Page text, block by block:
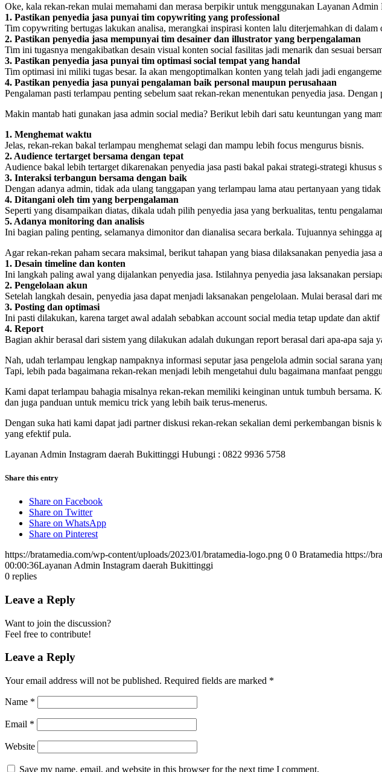
Oke, kala rekan-rekan mulai memahami dan merasa berpikir untuk menggunakan Layanan
1. Pastikan penyedia jasa punyai tim copywriting yang professional
Tim copywriting bertugas lakukan analisa, merangkai inspirasi konten lalu diterjemahkan di
2. Pastikan penyedia jasa mempunyai tim desainer dan illustrator yang berpengalaman
Tim ini tugasnya mengakibatkan desain visual konten social fasilitas jadi menarik dan sesuai
3. Pastikan penyedia jasa punyai tim optimasi social tempat yang handal
Tim optimasi ini miliki tugas besar. Ia akan mengoptimalkan konten yang telah jadi jadi
4. Pastikan penyedia jasa punyai pengalaman baik personal maupun perusahaan
Pengalaman pasti terlampau penting sebelum saat rekan-rekan menentukan penyedia jasa.
Makin mantab hati gunakan jasa admin social media? Berikut lebih dari satu keuntungan yang
1. Menghemat waktu
Jelas, rekan-rekan bakal terlampau menghemat selagi dan mampu lebih focus mengurus bisnis.
2. Audience tertarget bersama dengan tepat
Audience bakal lebih tertarget dikarenakan penyedia jasa pasti bakal pakai strategi-strategi khusus
3. Interaksi terbangun bersama dengan baik
Dengan adanya admin, tidak ada ulang tanggapan yang terlampau lama atau pertanyaan yang
4. Ditangani oleh tim yang berpengalaman
Seperti yang disampaikan diatas, dikala udah pilih penyedia jasa yang berkualitas, tentu
5. Adanya monitoring dan analisis
Ini bagian paling penting, selamanya dimonitor dan dianalisa secara berkala. Tujuannya
Agar rekan-rekan paham secara maksimal, berikut tahapan yang biasa dilaksanakan penyedia jasa
1. Desain timeline dan konten
Ini langkah paling awal yang dijalankan penyedia jasa. Istilahnya penyedia jasa laksanakan
2. Pengelolaan akun
Setelah langkah desain, penyedia jasa dapat menjadi laksanakan pengelolaan. Mulai berasal dari
3. Posting dan optimasi
Ini pasti dilakukan, karena target awal adalah sebabkan account social media tetap update dan
4. Report
Bagian akhir berasal dari sistem yang dilakukan adalah dukungan report berasal dari apa-apa
Nah, udah terlampau lengkap nampaknya informasi seputar jasa pengelola admin social sarana
Tapi, lebih pada bagaimana rekan-rekan menjadi lebih mengetahui dulu bagaimana manfaat
Kami dapat terlampau bahagia misalnya rekan-rekan memiliki keinginan untuk tumbuh bersama.
dan juga panduan untuk memicu trick yang lebih baik terus-menerus.
Dengan suka hati kami dapat jadi partner diskusi rekan-rekan sekalian demi perkembangan
yang efektif pula.
Layanan Admin Instagram daerah Bukittinggi Hubungi : 0822 9936 5758
Share this entry
Share on Facebook
Share on Twitter
Share on WhatsApp
Share on Pinterest
https://bratamedia.com/wp-content/uploads/2023/01/bratamedia-logo.png 0 0 Bratamedia https://
00:00:36Layanan Admin Instagram daerah Bukittinggi
0 replies
Leave a Reply
Want to join the discussion?
Feel free to contribute!
Leave a Reply
Your email address will not be published. Required fields are marked *
Name *
Email *
Website
Save my name, email, and website in this browser for the next time I comment.